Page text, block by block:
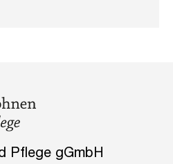
Pflege gGmbH